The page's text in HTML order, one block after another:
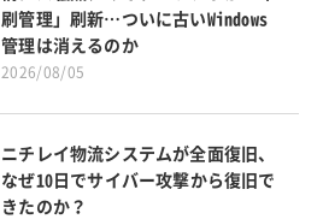
刷管理」刷新…ついに古いWindows
管理は消えるのか
2026/08/05
ニチレイ物流システムが全面復旧、
なぜ10日でサイバー攻撃から復旧で
きたのか？